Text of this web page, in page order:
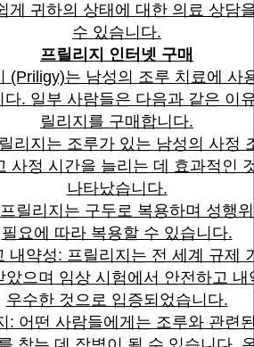
게 귀하의 상태에 대한 의료 상담
수 있슴니다.
프릴리지 인터넷 구매
(Priligy)는 남성의 조루 치료에 사
다. 일부 사람들은 다음과 같은 이
릴리지를 구매합니다.
리지는 조루가 있는 남성의 사정
사정 시간을 늘리는 데 효과적인
나타났습니다.
릴리지는 구두로 복용하며 성행
필요에 따라 복용할 수 있습니다.
내약성: 프릴리지는 전 세계 규제
았으며 임상 시험에서 안전하고 내
우수한 것으로 입증되었습니다.
: 어떤 사람들에게는 조루와 관련